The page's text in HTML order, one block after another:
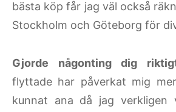
bästa köp får jag väl också
Stockholm och Göteborg för
Gjorde någonting dig
flyttade har påverkat mig
kunnat ana då jag verkligen